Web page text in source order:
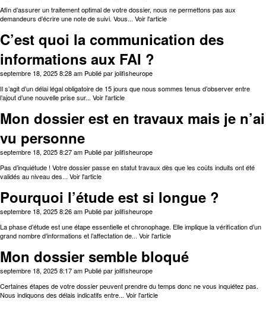
Afin d’assurer un traitement optimal de votre dossier, nous ne permettons pas aux
demandeurs d’écrire une note de suivi. Vous... Voir l'article
C’est quoi la communication des
informations aux FAI ?
septembre 18, 2025 8:28 am Publié parjolifisheurope
Il s’agit d’un délai légal obligatoire de 15 jours que nous sommes tenus d’observer entre
l’ajout d’une nouvelle prise sur... Voir l'article
Mon dossier est en travaux mais je n’ai
vu personne
septembre 18, 2025 8:27 am Publié parjolifisheurope
Pas d’inquiétude ! Votre dossier passe en statut travaux dès que les coûts induits ont été
validés au niveau des... Voir l'article
Pourquoi l’étude est si longue ?
septembre 18, 2025 8:26 am Publié parjolifisheurope
La phase d’étude est une étape essentielle et chronophage. Elle implique la vérification d’un
grand nombre d’informations et l’affectation de... Voir l'article
Mon dossier semble bloqué
septembre 18, 2025 8:17 am Publié parjolifisheurope
Certaines étapes de votre dossier peuvent prendre du temps donc ne vous inquiétez pas.
Nous indiquons des délais indicatifs entre... Voir l'article